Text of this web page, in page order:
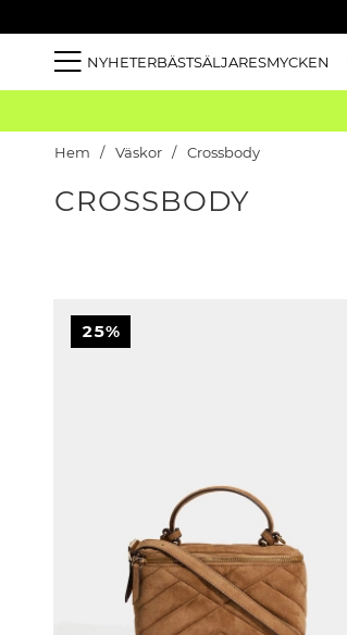
NYHETERBÄSTSÄLJARESMYCKEN
Hem Väskor Crossbody
CROSSBODY
25%